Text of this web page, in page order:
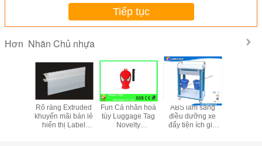
Tiếp tục
Hơn Nhãn Chủ nhựa
Rõ ràng Extruded
khuyến mãi bán lẻ
hiển thị Label
Fun Cá nhân hoá
tùy Luggage Tag
Novelty
ABS lâm sàng
điều dưỡng xe
đẩy tiện ích giỏ